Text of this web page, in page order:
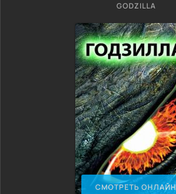
GODZILLA
СМОТРЕТЬ ОНЛАЙН